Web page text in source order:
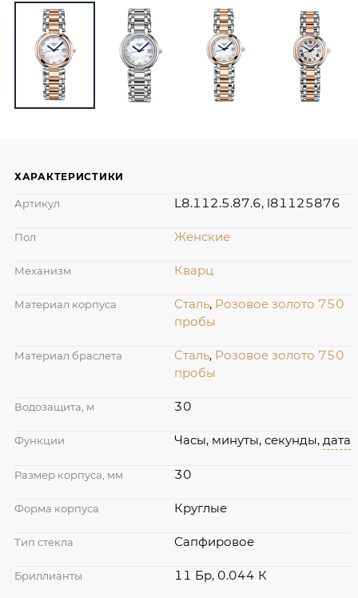
ХАРАКТЕРИСТИКИ
Артикул L8.112.5.87.6, l81125876
Пол Женские
Механизм Кварц
Материал корпуса Сталь, Розовое золото 750
пробы
Материал браслета Сталь, Розовое золото 750
пробы
Водозащита, м 30
Функции Часы, минуты, секунды, дата
Размер корпуса, мм 30
Форма корпуса Круглые
Тип стекла Сапфировое
Бриллианты 11 Бр, 0.044 К